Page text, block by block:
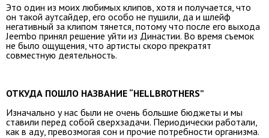
Это один из моих любимых клипов, хотя и получается, что
он такой аутсайдер, его особо не пушили, да и шлейф
негативный за клипом тянется, потому что после его выхода
Jeembo принял решение уйти из Династии. Во время съемок
не было ощущения, что артисты скоро прекратят
совместную деятельность.
ОТКУДА ПОШЛО НАЗВАНИЕ “HELLBROTHERS”
Изначально у нас были не очень большие бюджеты и мы
ставили перед собой сверхзадачи. Периодически работали,
как в аду, превозмогая сон и прочие потребности организма.